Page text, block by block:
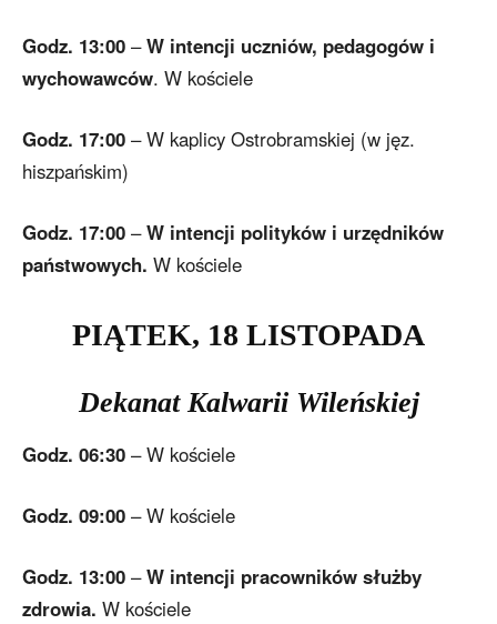
Godz. 13:00 –W intencji uczniów, pedagogów i
wychowawców. W kościele
Godz. 17:00 – W kaplicy Ostrobramskiej (w jęz.
hiszpańskim)
Godz. 17:00 –W intencji polityków i urzędników
państwowych. W kościele
PIĄTEK, 18 LISTOPADA
Dekanat Kalwarii Wileńskiej
Godz. 06:30 – W kościele
Godz. 09:00 – W kościele
Godz. 13:00 –W intencji pracowników służby
zdrowia. W kościele